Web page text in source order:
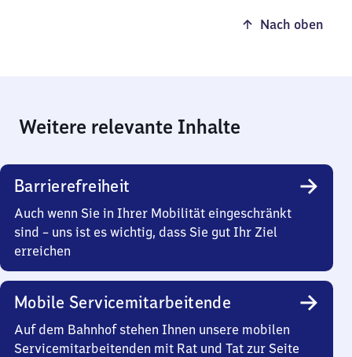
Nach oben
Weitere relevante Inhalte
Barrierefreiheit
Auch wenn Sie in Ihrer Mobilität eingeschränkt
sind – uns ist es wichtig, dass Sie gut Ihr Ziel
erreichen
Mobile Servicemitarbeitende
Auf dem Bahnhof stehen Ihnen unsere mobilen
Servicemitarbeitenden mit Rat und Tat zur Seite